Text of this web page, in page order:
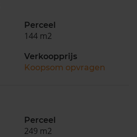
Perceel
144 m2
Verkoopprijs
Koopsom opvragen
Perceel
249 m2